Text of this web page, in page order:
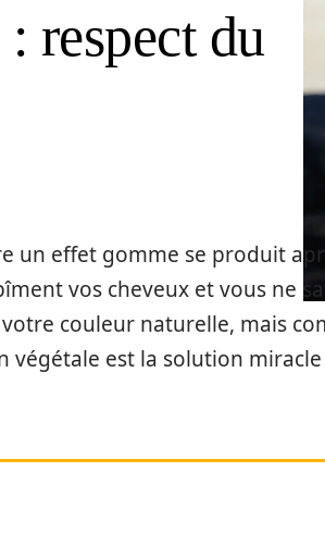
respect du
un effet gomme se produit
vos cheveux et vous ne
couleur naturelle, mais
végétale est la solution